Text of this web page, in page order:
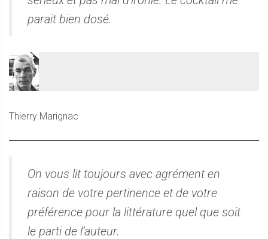
parait bien dosé.
Thierry Marignac
On vous lit toujours avec agrément en
raison de votre pertinence et de votre
préférence pour la littérature quel que soit
le parti de l’auteur.